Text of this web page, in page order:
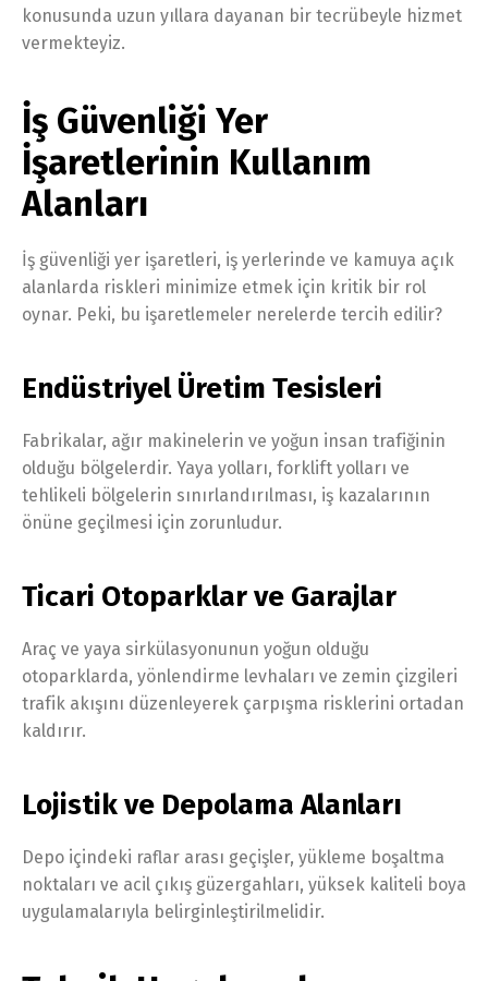
konusunda uzun yıllara dayanan bir tecrübeyle hizmet
vermekteyiz.
İş Güvenliği Yer
İşaretlerinin Kullanım
Alanları
İş güvenliği yer işaretleri, iş yerlerinde ve kamuya açık
alanlarda riskleri minimize etmek için kritik bir rol
oynar. Peki, bu işaretlemeler nerelerde tercih edilir?
Endüstriyel Üretim Tesisleri
Fabrikalar, ağır makinelerin ve yoğun insan trafiğinin
olduğu bölgelerdir. Yaya yolları, forklift yolları ve
tehlikeli bölgelerin sınırlandırılması, iş kazalarının
önüne geçilmesi için zorunludur.
Ticari Otoparklar ve Garajlar
Araç ve yaya sirkülasyonunun yoğun olduğu
otoparklarda, yönlendirme levhaları ve zemin çizgileri
trafik akışını düzenleyerek çarpışma risklerini ortadan
kaldırır.
Lojistik ve Depolama Alanları
Depo içindeki raflar arası geçişler, yükleme boşaltma
noktaları ve acil çıkış güzergahları, yüksek kaliteli boya
uygulamalarıyla belirginleştirilmelidir.